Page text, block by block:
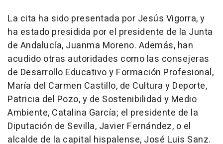
La cita ha sido presentada por Jesús Vigorra, y
ha estado presidida por el presidente de la Junta
de Andalucía, Juanma Moreno. Además, han
acudido otras autoridades como las consejeras
de Desarrollo Educativo y Formación Profesional,
María del Carmen Castillo, de Cultura y Deporte,
Patricia del Pozo, y de Sostenibilidad y Medio
Ambiente, Catalina García; el presidente de la
Diputación de Sevilla, Javier Fernández, o el
alcalde de la capital hispalense, José Luis Sanz.